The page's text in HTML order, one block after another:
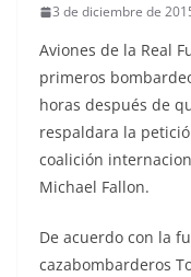
3 de diciembre de
Aviones de la Real
primeros
horas después de
respaldara la
coalición
Michael Fallon.
De acuerdo con la
cazabombarderos